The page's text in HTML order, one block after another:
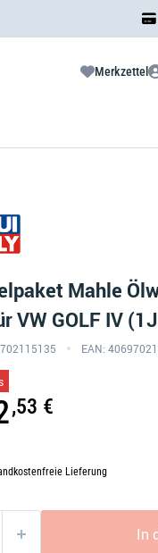
Merkzettel
Mahle
VW GOLF IV
EAN:
,53 €
Lieferung
In